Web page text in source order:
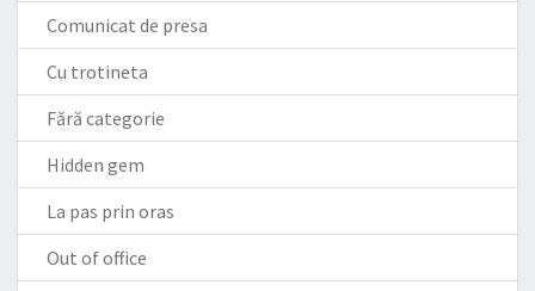
Comunicat de presa
Cu trotineta
Fără categorie
Hidden gem
La pas prin oras
Out of office